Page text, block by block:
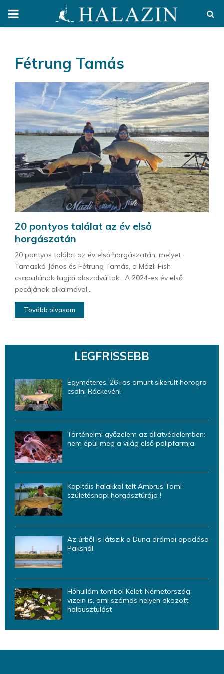
PRIMARY
Fétrung Tamás
20 pontyos találat az év első
horgászatán
20 pontyos találat az év első horgászatán, melyet
Tamaskó János és Fétrung Tamás, a Mázli Fish
csapatának tagjai abszolváltak. A 2024-es év első
pecájának alkalmával...
Tovább olvasom
LEGFRISSEBB
Egyméteres, 26+os amurt sikerült horogra
csalni Ráckevén!
Történelmi győzelem az állatvédelemben:
nem épül meg a világ első polipfarmja
Kapitáis halakkal telt Ambrus Tomi
születésnapi horgásztúrája !
Az űrből is látszik a Duna drámai apadása
Paksnál
Hőhullám tombol Kelet-Németország
vizein is, ami számos helyen okozott
halpusztulást